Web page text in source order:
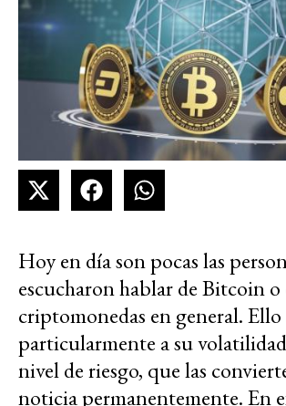
Hoy en día son pocas las
escucharon hablar de Bitcoin o
criptomonedas en general. Ello
particularmente a su
nivel de riesgo, que las
noticia permanentemente. En